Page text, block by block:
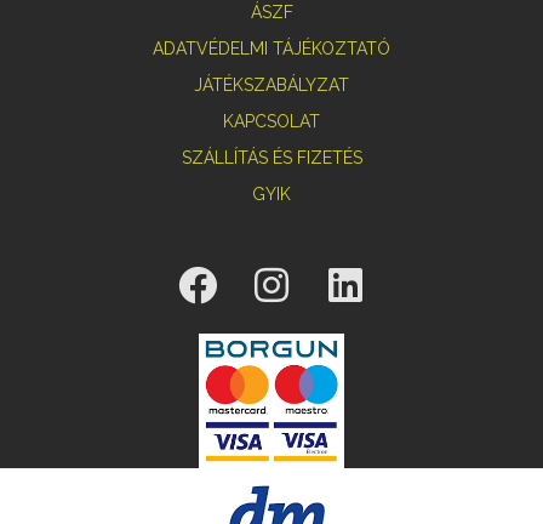
ÁSZF
ADATVÉDELMI TÁJÉKOZTATÓ
JÁTÉKSZABÁLYZAT
KAPCSOLAT
SZÁLLÍTÁS ÉS FIZETÉS
GYIK